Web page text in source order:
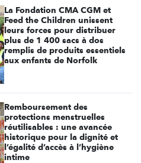
La Fondation CMA CGM et
Feed the Children unissent
leurs forces pour distribuer
plus de 1 400 sacs à dos
remplis de produits essentiels
aux enfants de Norfolk
Remboursement des
protections menstruelles
réutilisables : une avancée
historique pour la dignité et
l’égalité d’accès à l’hygiène
intime